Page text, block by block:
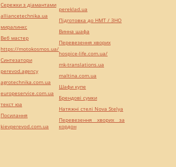
Сережки з діамантами
alliancetechnika.ua
миралинкс
Веб мастер
https://motokosmos.ua/
Синтезатори
perevod.agency
agrotechnika.com.ua
europeservice.com.ua
текст юа
Посилання
kievperevod.com.ua
pereklad.ua
Підготовка до НМТ / ЗНО
Винна шафа
Перевезення хворих
hospice-life.com.ua/
mk-translations.ua
maltina.com.ua
Шафи купе
Брендові сумки
Натяжні стелі Nova Stelya
Перевезення хворих за
кордон